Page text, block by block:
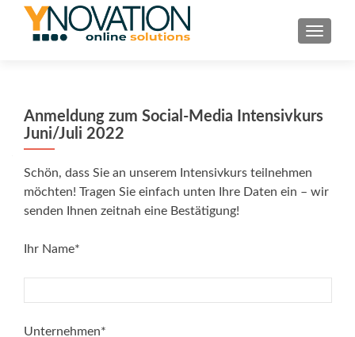
Anmeldung zum Social-Media Intensivkurs
Juni/Juli 2022
Schön, dass Sie an unserem Intensivkurs teilnehmen
möchten! Tragen Sie einfach unten Ihre Daten ein – wir
senden Ihnen zeitnah eine Bestätigung!
Ihr Name*
Unternehmen*